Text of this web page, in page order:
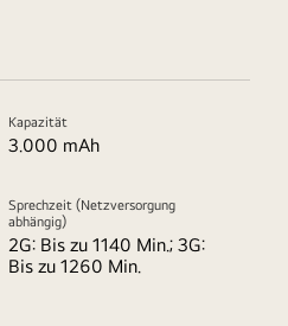
Kapazität
3.000 mAh
Sprechzeit (Netzversorgung
abhängig)
2G: Bis zu 1140 Min.; 3G:
Bis zu 1260 Min.